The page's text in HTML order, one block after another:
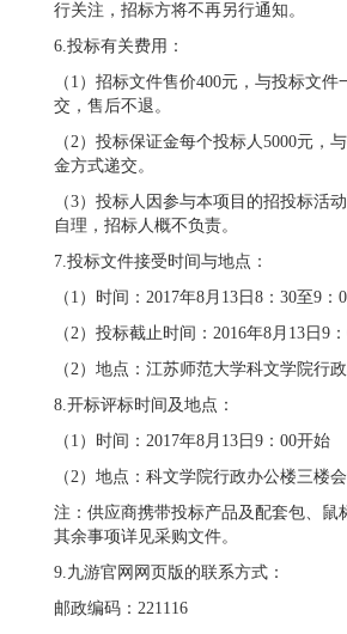
行关注，招标方将不再另行通知。
6.投标有关费用：
（1）招标文件售价400元，与投标文
交，售后不退。
（2）投标保证金每个投标人5000元，
金方式递交。
（3）投标人因参与本项目的招投标活
自理，招标人概不负责。
7.投标文件接受时间与地点：
（1）时间：2017年8月13日8：30至9：
（2）投标截止时间：2016年8月13日9
（2）地点：江苏师范大学科文学院行
8.开标评标时间及地点：
（1）时间：2017年8月13日9：00开始
（2）地点：科文学院行政办公楼三楼
注：供应商携带投标产品及配套包、鼠
其余事项详见采购文件。
9.九游官网网页版的联系方式：
邮政编码：221116